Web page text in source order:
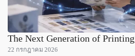
The Next Generation of Printing
22 กรกฎาคม 2026